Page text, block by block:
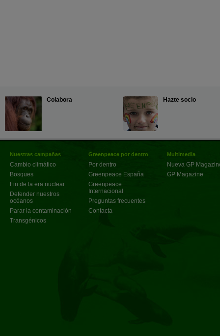
Colabora Hazte socio
Nuestras campañas
Cambio climático
Bosques
Fin de la era nuclear
Defender nuestros
océanos
Parar la contaminación
Transgénicos
Greenpeace por dentro
Por dentro
Greenpeace España
Greenpeace
Internacional
Preguntas frecuentes
Contacta
Multimedia
Nueva GP
GP Magazine